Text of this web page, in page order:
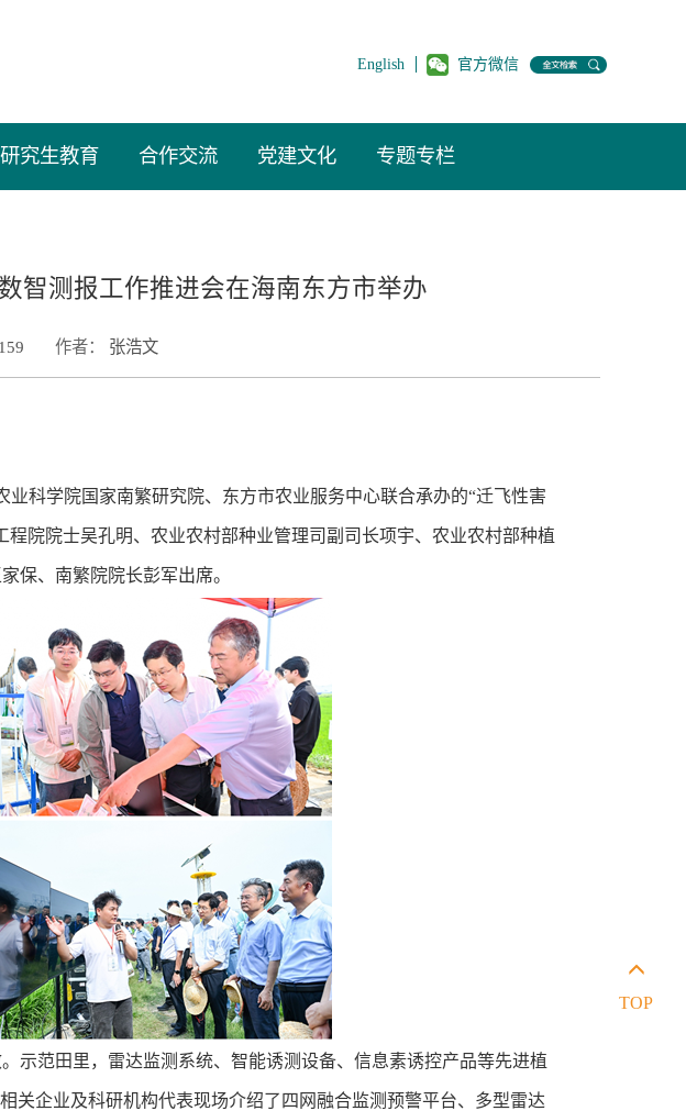
English 官方微信
研究生教育 合作交流 党建文化 专题专栏
智测报工作推进会在海南东方市举办
作者： 张浩文
科学院国家南繁研究院、东方市农业服务中心联合承办的“迁飞性害
院院士吴孔明、农业农村部种业管理司副司长项宇、农业农村部种植
保、南繁院院长彭军出席。
示范田里，雷达监测系统、智能诱测设备、信息素诱控产品等先进植
关企业及科研机构代表现场介绍了四网融合监测预警平台、多型雷达
TOP